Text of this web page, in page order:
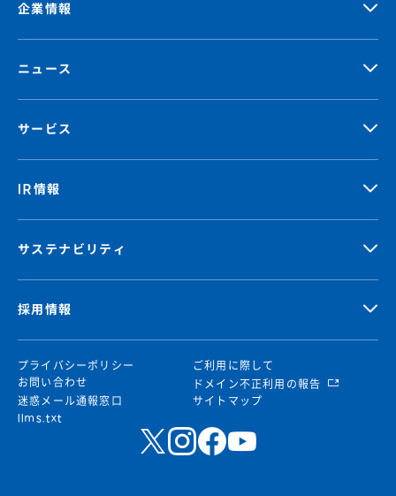
企業情報
ニュース
サービス
IR情報
サステナビリティ
採用情報
プライバシーポリシー
ご利用に際して
お問い合わせ
ドメイン不正利用の報告
迷惑メール通報窓口
サイトマップ
llms.txt